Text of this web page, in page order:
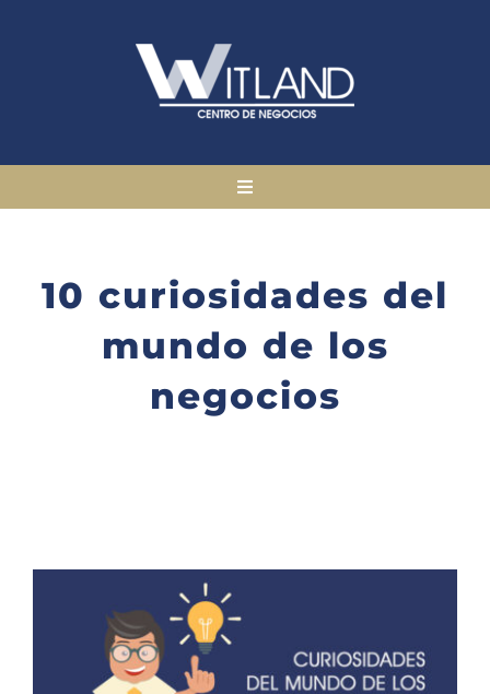
Toggle
ALQUILER DE OFICINAS
MÁS SERVICIOS
10 curiosidades del
mundo de los
negocios